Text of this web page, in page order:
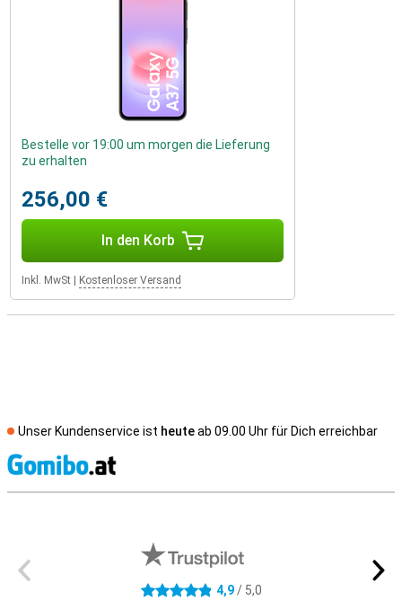
Bestelle vor 19:00 um morgen die Lieferung
zu erhalten
256,00 €
In den Korb
Inkl. MwSt Kostenloser Versand
Unser Kundenservice ist heuteab 09.00 Uhr für Dich erreichbar
4.9 Sterne 4,9/ 5,0